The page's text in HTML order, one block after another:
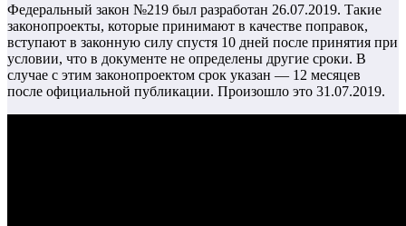
Федеральный закон №219 был разработан 26.07.2019. Такие
законопроекты, которые принимают в качестве поправок,
вступают в законную силу спустя 10 дней после принятия при
условии, что в документе не определены другие сроки. В
случае с этим законопроектом срок указан — 12 месяцев
после официальной публикации. Произошло это 31.07.2019.